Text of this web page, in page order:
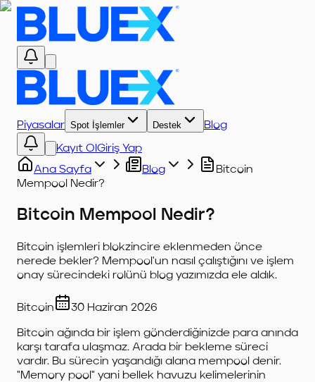
Piyasalar Spot İşlemler Destek Blog
Kayıt Ol Giriş Yap
Ana Sayfa
Blog
Bitcoin
Mempool Nedir?
Bitcoin Mempool Nedir?
Bitcoin işlemleri blokzincire eklenmeden önce
nerede bekler? Mempool'un nasıl çalıştığını ve işlem
onay sürecindeki rolünü blog yazımızda ele aldık.
Bitcoin 30 Haziran 2026
Bitcoin ağında bir işlem gönderdiğinizde para anında
karşı tarafa ulaşmaz. Arada bir bekleme süreci
vardır. Bu sürecin yaşandığı alana mempool denir.
"Memory pool" yani bellek havuzu kelimelerinin